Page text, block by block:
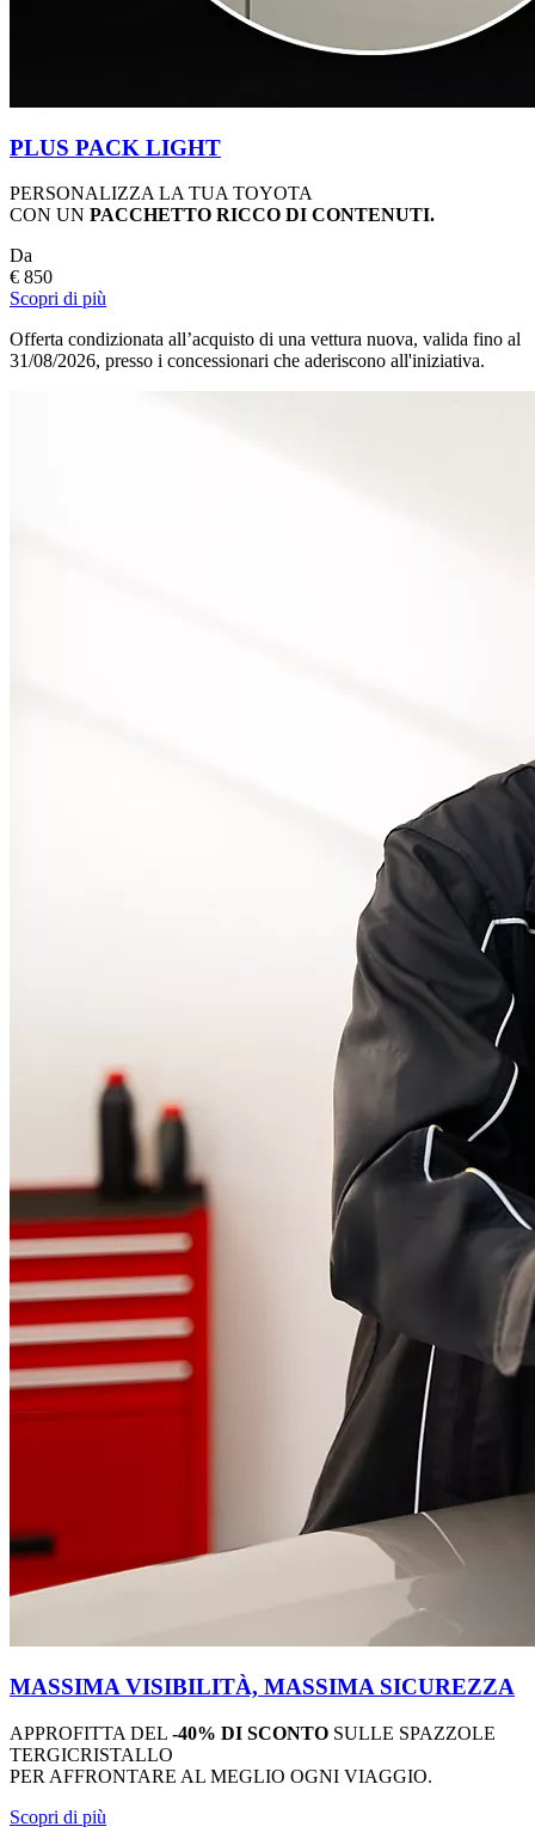
PLUS PACK LIGHT
PERSONALIZZA LA TUA TOYOTA
CON UN PACCHETTO RICCO DI CONTENUTI.
Da
€ 850
Scopri di più
Offerta condizionata all’acquisto di una vettura nuova, valida fino al
31/08/2026, presso i concessionari che aderiscono all'iniziativa.
MASSIMA VISIBILITÀ, MASSIMA SICUREZZA
APPROFITTA DEL -40% DI SCONTO SULLE SPAZZOLE
TERGICRISTALLO
PER AFFRONTARE AL MEGLIO OGNI VIAGGIO.
Scopri di più